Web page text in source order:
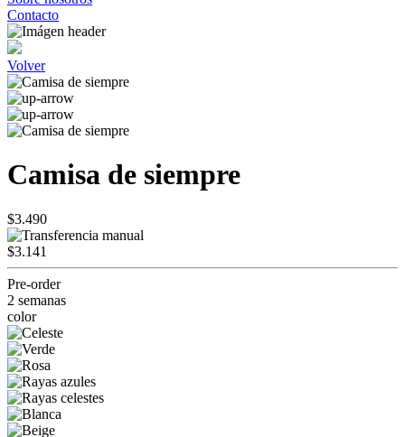
Contacto
Volver
Camisa de siempre
$3.490
$3.141
Pre-order
2 semanas
color